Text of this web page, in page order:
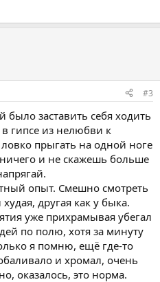
#3
заставить себя ходить
в гипсе из нелюбви к
прыгать на одной ноге
и не скажешь больше
опыт. Смешно смотреть
другая как у быка.
уже прихрамывая убегал
по полю, хотя за минуту
я помню, ещё где-то
и хромал, очень
оказалось, это норма.